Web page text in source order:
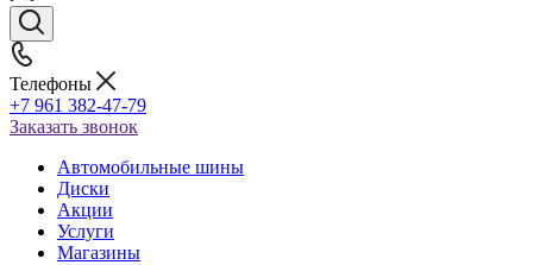
Телефоны
+7 961 382-47-79
Заказать звонок
Автомобильные шины
Диски
Акции
Услуги
Магазины